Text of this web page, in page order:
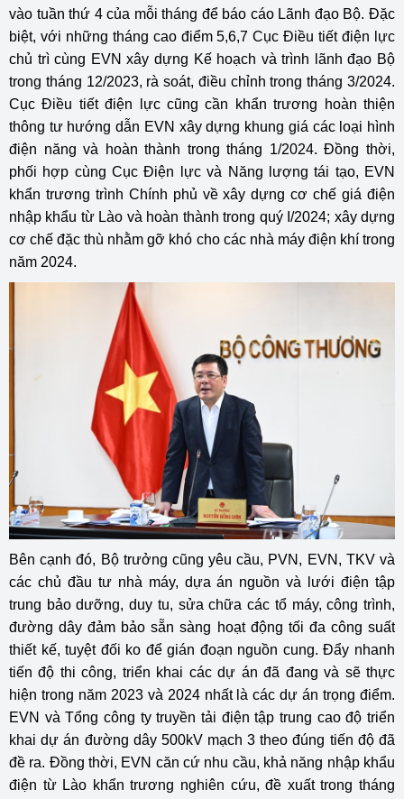
vào tuần thứ 4 của mỗi tháng để báo cáo Lãnh đạo Bộ. Đặc
biệt, với những tháng cao điểm 5,6,7 Cục Điều tiết điện lực
chủ trì cùng EVN xây dựng Kế hoạch và trình lãnh đạo Bộ
trong tháng 12/2023, rà soát, điều chỉnh trong tháng 3/2024.
Cục Điều tiết điện lực cũng cần khẩn trương hoàn thiện
thông tư hướng dẫn EVN xây dựng khung giá các loại hình
điện năng và hoàn thành trong tháng 1/2024. Đồng thời,
phối hợp cùng Cục Điện lực và Năng lượng tái tạo, EVN
khẩn trương trình Chính phủ về xây dựng cơ chế giá điện
nhập khẩu từ Lào và hoàn thành trong quý I/2024; xây dựng
cơ chế đặc thù nhằm gỡ khó cho các nhà máy điện khí trong
năm 2024.
Bên cạnh đó, Bộ trưởng cũng yêu cầu, PVN, EVN, TKV và
các chủ đầu tư nhà máy, dựa án nguồn và lưới điện tập
trung bảo dưỡng, duy tu, sửa chữa các tổ máy, công trình,
đường dây đảm bảo sẵn sàng hoạt động tối đa công suất
thiết kế, tuyệt đối ko để gián đoạn nguồn cung. Đẩy nhanh
tiến độ thi công, triển khai các dự án đã đang và sẽ thực
hiện trong năm 2023 và 2024 nhất là các dự án trọng điểm.
EVN và Tổng công ty truyền tải điện tập trung cao độ triển
khai dự án đường dây 500kV mạch 3 theo đúng tiến độ đã
đề ra. Đồng thời, EVN căn cứ nhu cầu, khả năng nhập khẩu
điện từ Lào khẩn trương nghiên cứu, đề xuất trong tháng